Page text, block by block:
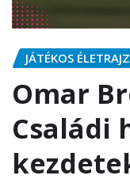
JÁTÉKOS
Omar
Családi